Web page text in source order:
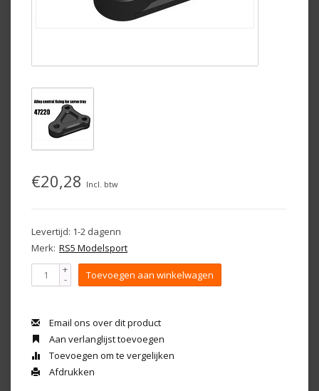
€20,28 Incl. btw
Levertijd: 1-2 dagenn
Merk: RS5 Modelsport
+
- Toevoegen aan winkelwagen
Email ons over dit product
Aan verlanglijst toevoegen
Toevoegen om te vergelijken
Afdrukken